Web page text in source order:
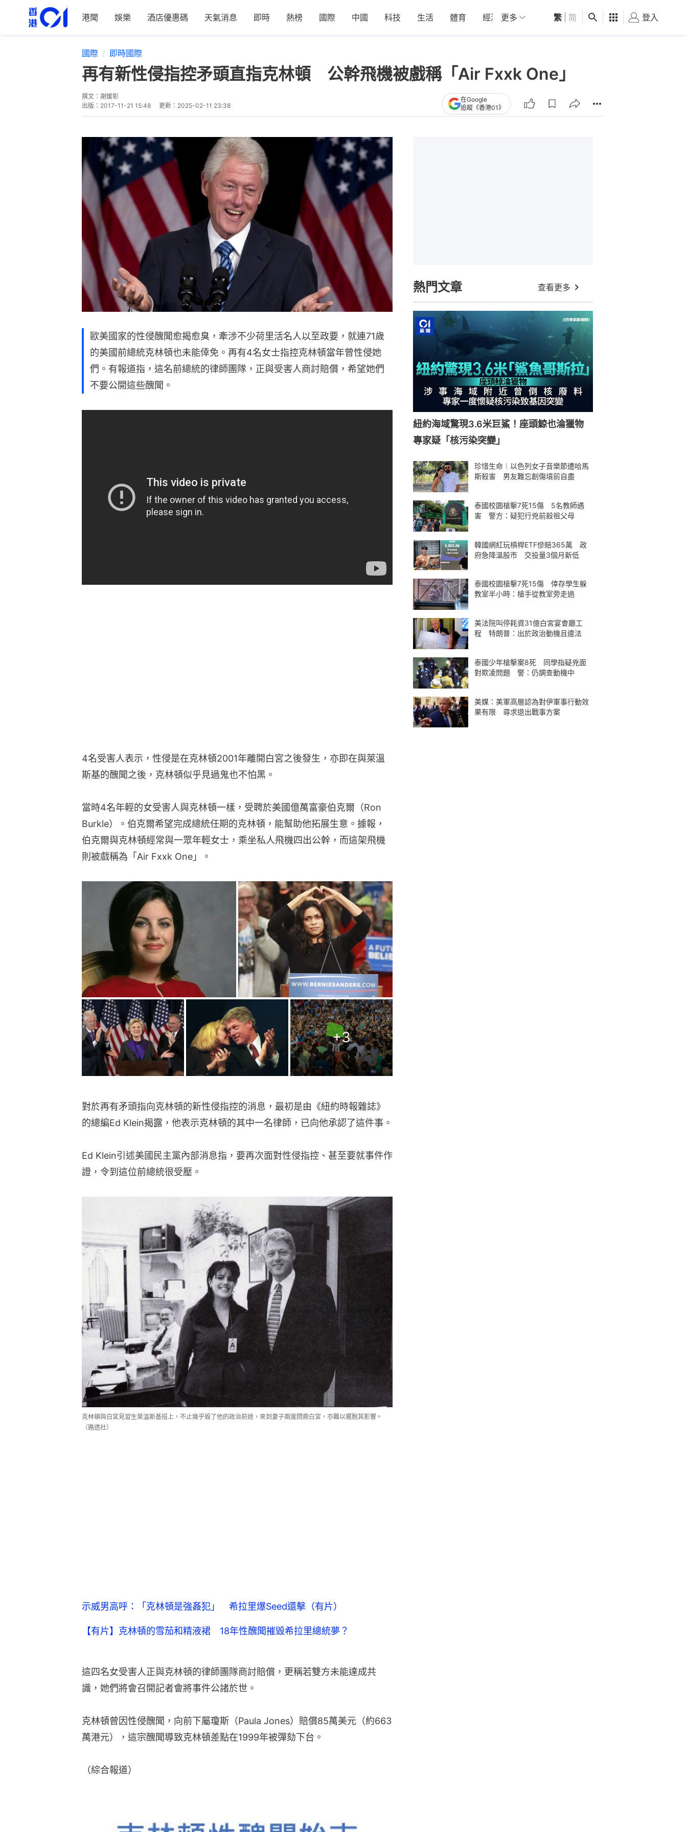
港聞 娛樂 酒店優惠碼 天氣消息 即時 熱榜 國際 中國 科技 生活 體育 經濟 01深圳 觀點 健康 好食玩飛
更多 繁 简 登入
國際 即時國際
再有新性侵指控矛頭直指克林頓 公幹飛機被戲稱「Air Fxxk One」
撰文： 謝媛彰
出版： 2017-11-21 15:48 更新： 2025-02-11 23:38
在Google
追蹤《香港01》
歐美國家的性侵醜聞愈揭愈臭，牽涉不少荷里活名人以至政要，就連71歲
的美國前總統克林頓也未能倖免。再有4名女士指控克林頓當年曾性侵她
們。有報道指，這名前總統的律師團隊，正與受害人商討賠償，希望她們
不要公開這些醜聞。
4名受害人表示，性侵是在克林頓2001年離開白宮之後發生，亦即在與萊溫
斯基的醜聞之後，克林頓似乎見過鬼也不怕黑。
當時4名年輕的女受害人與克林頓一樣，受聘於美國億萬富豪伯克爾（Ron
Burkle）。伯克爾希望完成總統任期的克林頓，能幫助他拓展生意。據報，
伯克爾與克林頓經常與一眾年輕女士，乘坐私人飛機四出公幹，而這架飛機
則被戲稱為「Air Fxxk One」。
+3
對於再有矛頭指向克林頓的新性侵指控的消息，最初是由《紐約時報雜誌》
的總編Ed Klein揭露，他表示克林頓的其中一名律師，已向他承認了這件事。
Ed Klein引述美國民主黨內部消息指，要再次面對性侵指控、甚至要就事件作
證，令到這位前總統很受壓。
克林頓與白宮見習生萊溫斯基搭上，不止幾乎毀了他的政治前途，來到妻子兩度問鼎白宮，亦難以擺脫其影響。
（路透社）
示威男高呼：「克林頓是強姦犯」 希拉里爆Seed還擊（有片）
【有片】克林頓的雪茄和精液裙 18年性醜聞摧毀希拉里總統夢？
這四名女受害人正與克林頓的律師團隊商討賠償，更稱若雙方未能達成共
識，她們將會召開記者會將事件公諸於世。
克林頓曾因性侵醜聞，向前下屬瓊斯（Paula Jones）賠償85萬美元（約663
萬港元），這宗醜聞導致克林頓差點在1999年被彈劾下台。
（綜合報道）
熱門文章 查看更多
紐約海域驚現3.6米巨鯊！座頭鯨也淪獵物
專家疑「核污染突變」
珍惜生命︱以色列女子音樂節遭哈馬
斯殺害 男友難忘創傷墳前自盡
泰國校園槍擊7死15傷 5名教師遇
害 警方：疑犯行兇前殺祖父母
韓國網紅玩槓桿ETF慘賠365萬 政
府急降溫股市 交投量3個月新低
泰國校園槍擊7死15傷 倖存學生躲
教室半小時：槍手從教室旁走過
美法院叫停耗資31億白宮宴會廳工
程 特朗普：出於政治動機且違法
泰國少年槍擊案8死 同學指疑兇面
對欺凌問題 警：仍調查動機中
美媒：美軍高層認為對伊軍事行動效
果有限 尋求退出戰事方案